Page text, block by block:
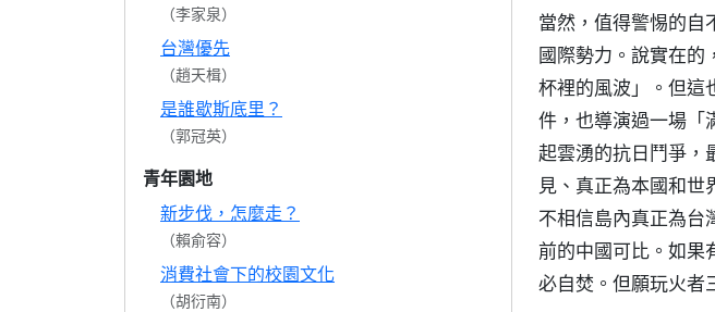
（李家泉）
台灣優先
（趙天楫）
是誰歇斯底里？
（郭冠英）
青年園地
新步伐，怎麼走？
（賴俞容）
消費社會下的校園文化
（胡衍南）
當然，值得警惕的自
國際勢力。說實在的
杯裡的風波」。但這
件，也導演過一場「
起雲湧的抗日鬥爭，
見、真正為本國和世
不相信島內真正為台
前的中國可比。如果
必自焚。但願玩火